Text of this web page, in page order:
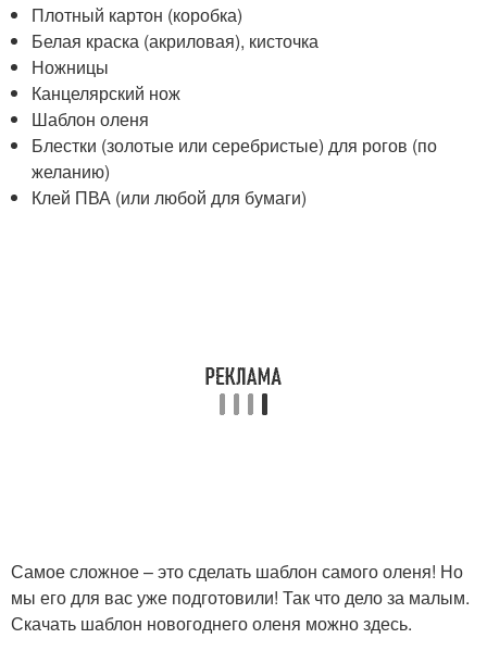
Плотный картон (коробка)
Белая краска (акриловая), кисточка
Ножницы
Канцелярский нож
Шаблон оленя
Блестки (золотые или серебристые) для рогов (по
желанию)
Клей ПВА (или любой для бумаги)
Самое сложное – это сделать шаблон самого оленя! Но
мы его для вас уже подготовили! Так что дело за малым.
Скачать шаблон новогоднего оленя можно здесь.